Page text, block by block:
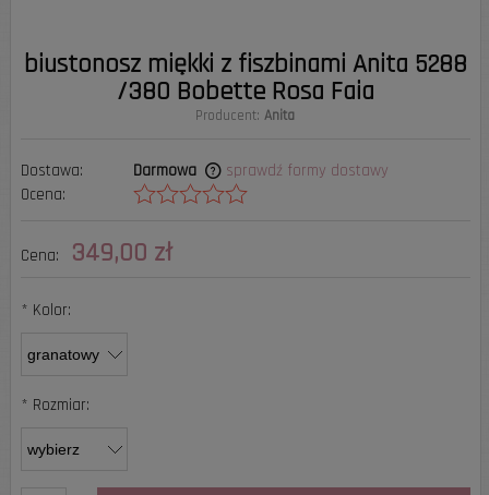
biustonosz miękki z fiszbinami Anita 5288
/380 Bobette Rosa Faia
Producent:Anita
Dostawa: Darmowa
Cena nie zawiera ewentualnych kosztów płatności
sprawdź formy dostawy
Ocena:
Cena: 349,00 zł
* Kolor:
* Rozmiar: